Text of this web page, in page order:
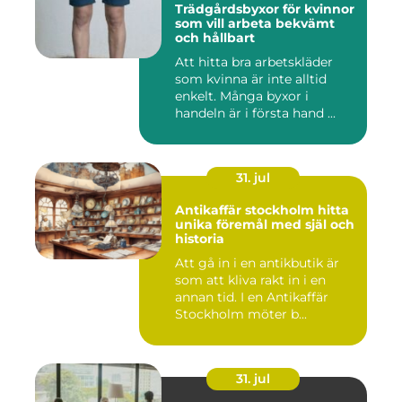
Trädgårdsbyxor för kvinnor
som vill arbeta bekvämt
och hållbart
Att hitta bra arbetskläder
som kvinna är inte alltid
enkelt. Många byxor i
handeln är i första hand ...
31. jul
Antikaffär stockholm hitta
unika föremål med själ och
historia
Att gå in i en antikbutik är
som att kliva rakt in i en
annan tid. I en Antikaffär
Stockholm möter b...
31. jul